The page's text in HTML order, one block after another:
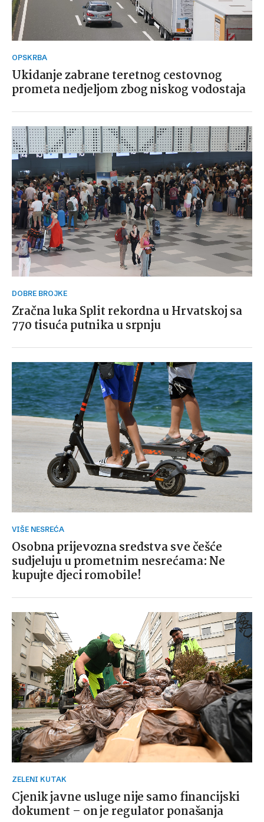
OPSKRBA
Ukidanje zabrane teretnog cestovnog
prometa nedjeljom zbog niskog vodostaja
DOBRE BROJKE
Zračna luka Split rekordna u Hrvatskoj sa
770 tisuća putnika u srpnju
VIŠE NESREĆA
Osobna prijevozna sredstva sve češće
sudjeluju u prometnim nesrećama: Ne
kupujte djeci romobile!
ZELENI KUTAK
Cjenik javne usluge nije samo financijski
dokument – on je regulator ponašanja